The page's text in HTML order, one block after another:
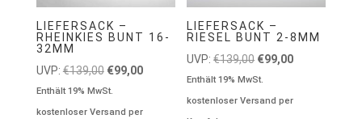
LIEFERSACK –
RHEINKIES BUNT 16-
32MM
UVP: €139,00 Ursprünglicher
Preis
war:
€99,00Aktueller
ist:
Enthält 19% MwSt.
kostenloser Versand per
LIEFERSACK –
RIESEL BUNT 2-8MM
UVP: €139,00 Ursprünglicher
Preis
war:
€99,00Aktueller
ist:
Enthält 19% MwSt.
kostenloser Versand per